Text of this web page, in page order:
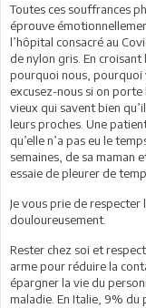
Toutes ces souffrances
éprouve
l’hôpital consacré au
de nylon gris. En
pourquoi nous, pourquoi
excusez-nous si on
vieux qui savent bien
leurs proches. Une
qu’elle n’a pas eu le
semaines, de sa maman
essaie de pleurer de
Je vous prie de
douloureusement.
Rester chez soi et
arme pour réduire la
épargner la vie du
maladie. En Italie, 9% du